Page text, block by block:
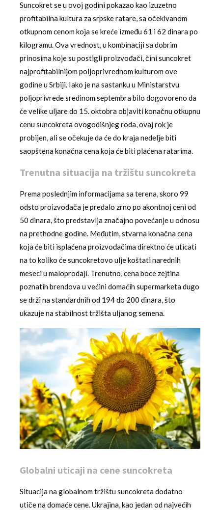
Suncokret se u ovoj godini pokazao kao izuzetno
profitabilna kultura za srpske ratare, sa očekivanom
otkupnom cenom koja se kreće između 61 i 62 dinara po
kilogramu. Ova vrednost, u kombinaciji sa dobrim
prinosima koje su postigli proizvođači, čini suncokret
najprofitabilnijom poljoprivrednom kulturom ove
godine u Srbiji. Iako je na sastanku u Ministarstvu
poljoprivrede sredinom septembra bilo dogovoreno da
će velike uljare do 15. oktobra objaviti konačnu otkupnu
cenu suncokreta ovogodišnjeg roda, ovaj rok je
probijen, ali se očekuje da će do kraja nedelje biti
saopštena konačna cena koja će biti plaćena ratarima.
Trenutna situacija na tržištu suncokreta
Prema poslednjim informacijama sa terena, skoro 99
odsto proizvođača je predalo zrno po akontnoj ceni od
50 dinara, što predstavlja značajno povećanje u odnosu
na prethodne godine. Međutim, stvarna konačna cena
koja će biti isplaćena proizvođačima direktno će uticati
na to koliko će suncokretovo ulje koštati narednih
meseci u maloprodaji. Trenutno, cena boce zejtina
poznatih brendova u većini domaćih supermarketa dugo
se drži na standardnih od 194 do 200 dinara, što
ukazuje na stabilnost tržišta uljanog semena.
Globalni uticaji na cene suncokreta
Situacija na globalnom tržištu suncokreta dodatno
utiče na domaće cene. Ukrajina, kao jedan od najvećih